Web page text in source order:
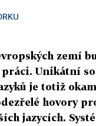
zemí
práci. Unikátní
je totiž
hovory
jazycích.